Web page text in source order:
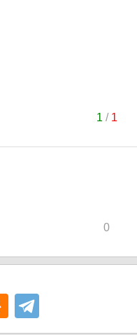
1 / 1
0